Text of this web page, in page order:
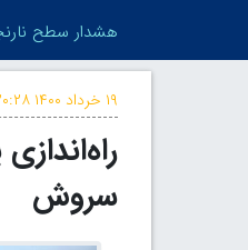
هشدار سطح
هشدار سطح
۱۹ خرداد ۱۴۰۰
سروش